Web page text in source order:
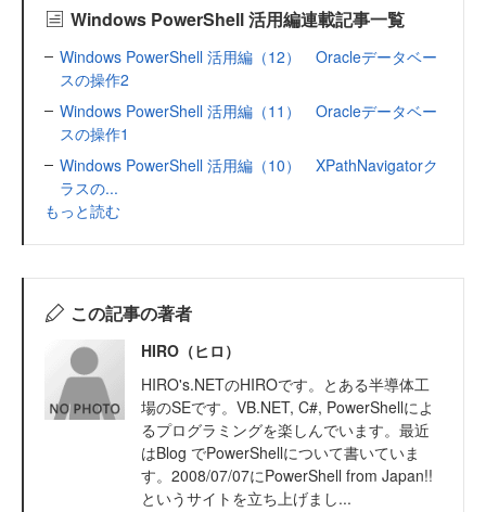
Windows PowerShell 活用編連載記事一覧
Windows PowerShell 活用編（12） Oracleデータベー
スの操作2
Windows PowerShell 活用編（11） Oracleデータベー
スの操作1
Windows PowerShell 活用編（10） XPathNavigatorク
ラスの...
もっと読む
この記事の著者
HIRO（ヒロ）
HIRO's.NETのHIROです。とある半導体工
場のSEです。VB.NET, C#, PowerShellによ
るプログラミングを楽しんでいます。最近
はBlog でPowerShellについて書いていま
す。2008/07/07にPowerShell from Japan!!
というサイトを立ち上げまし...